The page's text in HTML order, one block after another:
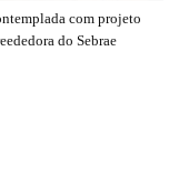
com projeto
do Sebrae